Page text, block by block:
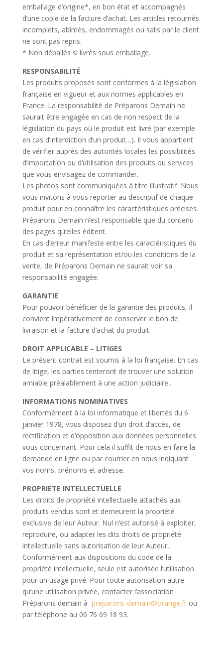
emballage d’origine*, en bon état et accompagnés
d’une copie de la facture d’achat. Les articles retournés
incomplets, abîmés, endommagés ou salis par le client
ne sont pas repris.
* Non déballés si livrés sous emballage.
RESPONSABILITÉ
Les produits proposés sont conformes à la législation
française en vigueur et aux normes applicables en
France. La responsabilité de Préparons Demain ne
saurait être engagée en cas de non respect de la
législation du pays où le produit est livré (par exemple
en cas d’interdiction d’un produit…). Il vous appartient
de vérifier auprès des autorités locales les possibilités
d’importation ou d’utilisation des produits ou services
que vous envisagez de commander.
Les photos sont communiquées à titre illustratif. Nous
vous invitons à vous reporter au descriptif de chaque
produit pour en connaître les caractéristiques précises.
Préparons Demain n’est responsable que du contenu
des pages qu’elles éditent.
En cas d’erreur manifeste entre les caractéristiques du
produit et sa représentation et/ou les conditions de la
vente, de Préparons Demain ne saurait voir sa
responsabilité engagée.
GARANTIE
Pour pouvoir bénéficier de la garantie des produits, il
convient impérativement de conserver le bon de
livraison et la facture d’achat du produit.
DROIT APPLICABLE – LITIGES
Le présent contrat est soumis à la loi française. En cas
de litige, les parties tenteront de trouver une solution
amiable préalablement à une action judiciaire..
INFORMATIONS NOMINATIVES
Conformément à la loi informatique et libertés du 6
janvier 1978, vous disposez d’un droit d’accès, de
rectification et d’opposition aux données personnelles
vous concernant. Pour cela il suffit de nous en faire la
demande en ligne ou par courrier en nous indiquant
vos noms, prénoms et adresse.
PROPRIETE INTELLECTUELLE
Les droits de propriété intellectuelle attachés aux
produits vendus sont et demeurent la propriété
exclusive de leur Auteur. Nul n’est autorisé à exploiter,
reproduire, ou adapter les dits droits de propriété
intellectuelle sans autorisation de leur Auteur..
Conformément aux dispositions du code de la
propriété intellectuelle, seule est autorisée l’utilisation
pour un usage privé. Pour toute autorisation autre
qu’une utilisation privée, contacter l’association
Préparons demain à preparons-demain@orange.frou
par téléphone au 06 76 69 18 93.